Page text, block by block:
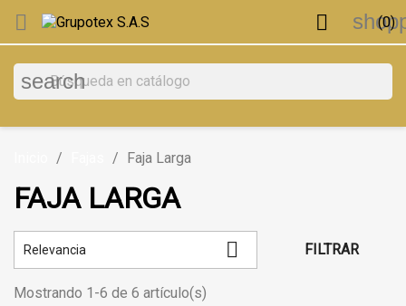
 (0)

search
Faja Larga
FAJA LARGA
Relevancia  FILTRAR
Mostrando 1-6 de 6 artículo(s)